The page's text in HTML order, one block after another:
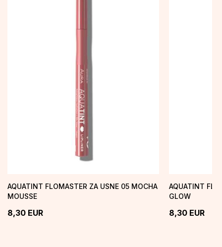
AQUATINT FLOMASTER ZA USNE 05 MOCHA
MOUSSE
8,30 EUR
AQUATINT
GLOW
8,30 EUR